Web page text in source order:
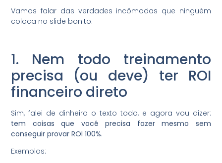
Vamos falar das verdades incômodas que ninguém
coloca no slide bonito.
1. Nem todo treinamento
precisa (ou deve) ter ROI
financeiro direto
Sim, falei de dinheiro o texto todo, e agora vou dizer:
tem coisas que você precisa fazer mesmo sem
conseguir provar ROI 100%.
Exemplos: